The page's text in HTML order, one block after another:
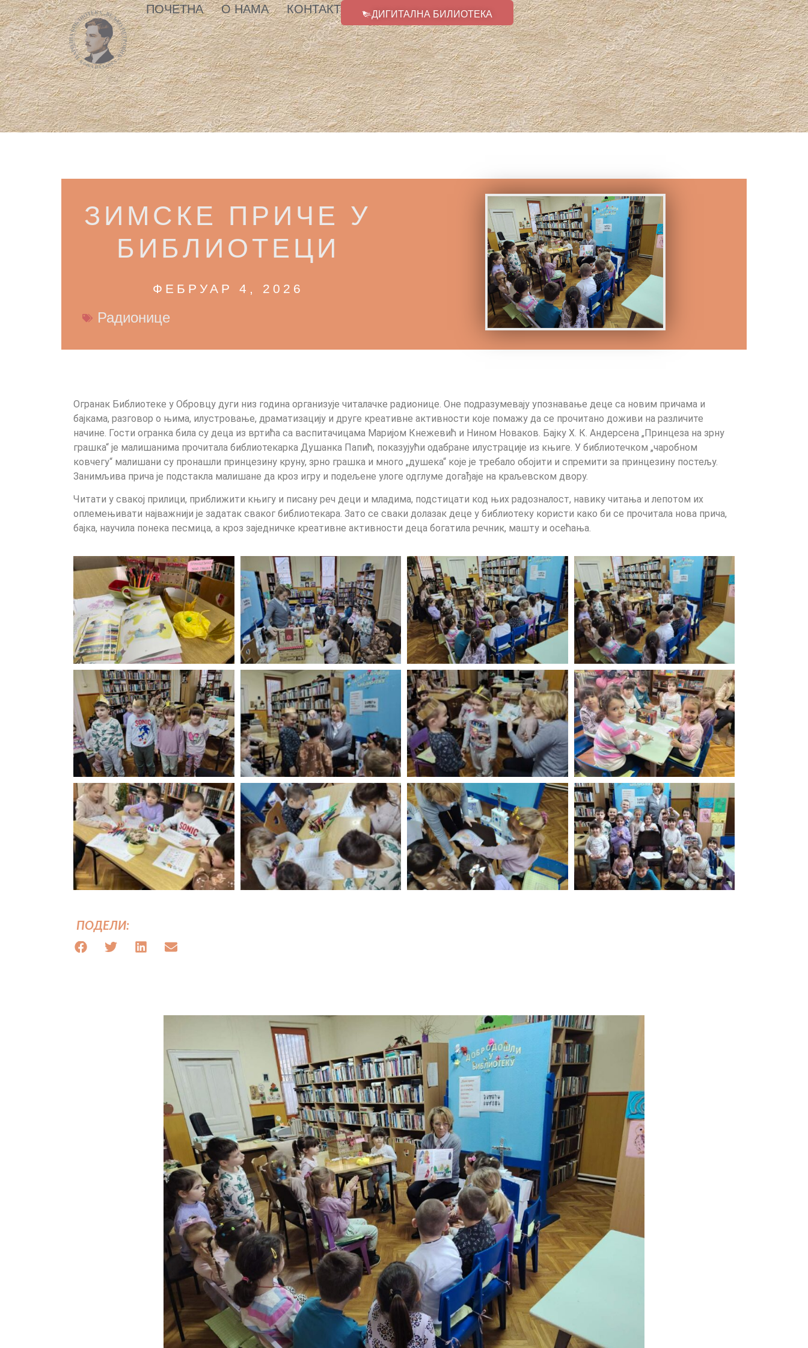
ПОЧЕТНА О НАМА КОНТАКТ ДИГИТАЛНА БИЛИОТЕКА
ЗИМСКЕ ПРИЧЕ У
БИБЛИОТЕЦИ
ФЕБРУАР 4, 2026
Радионице
Огранак Библиотеке у Обровцу дуги низ година организује читалачке радионице. Оне подразумевају упознавање деце са новим причама и
бајкама, разговор о њима, илустровање, драматизацију и друге креативне активности које помажу да се прочитано доживи на различите
начине. Гости огранка била су деца из вртића са васпитачицама Маријом Кнежевић и Нином Новаков. Бајку Х. К. Андерсена „Принцеза на зрну
грашка“ је малишанима прочитала библиотекарка Душанка Папић, показујући одабране илустрације из књиге. У библиотечком „чаробном
ковчегу“ малишани су пронашли принцезину круну, зрно грашка и много „душека“ које је требало обојити и спремити за принцезину постељу.
Занимљива прича је подстакла малишане да кроз игру и подељене улоге одглуме догађаје на краљевском двору.
Читати у свакој прилици, приближити књигу и писану реч деци и младима, подстицати код њих радозналост, навику читања и лепотом их
оплемењивати најважнији је задатак сваког библиотекара. Зато се сваки долазак деце у библиотеку користи како би се прочитала нова прича,
бајка, научила понека песмица, а кроз заједничке креативне активности деца богатила речник, машту и осећања.
ПОДЕЛИ: